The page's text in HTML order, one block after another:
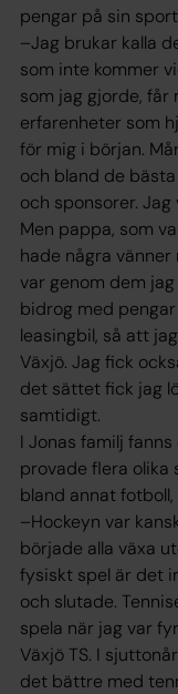
pengar på sin
–Jag brukar kalla
som inte kommer
som jag gjorde, får
erfarenheter som
för mig i början.
och bland de
och sponsorer.
Men pappa, som
hade några
var genom dem
bidrog med
leasingbil, så att
Växjö. Jag fick
det sättet fick jag
samtidigt.
I Jonas familj
provade flera olika
bland annat
–Hockeyn var
började alla växa
fysiskt spel är det
och slutade.
spela när jag var
Växjö TS. I
det bättre med